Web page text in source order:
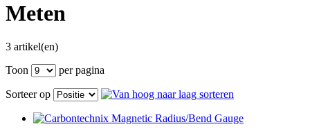
Meten
3 artikel(en)
Toon
per pagina
Sorteer op